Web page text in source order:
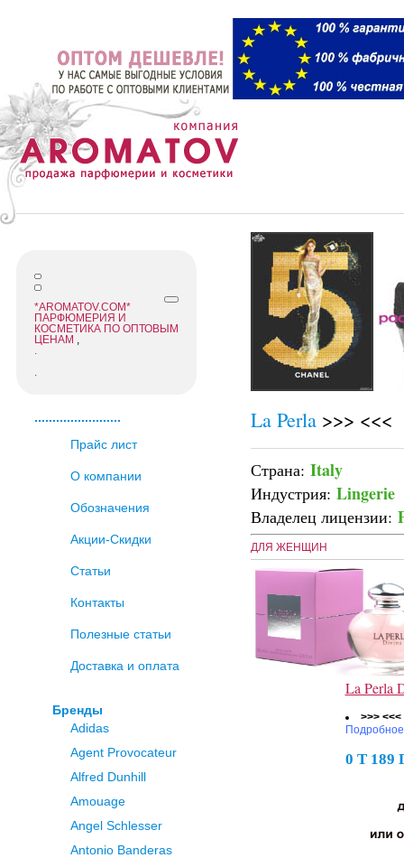
*AROMATOV.COM*
ПАРФЮМЕРИЯ И
КОСМЕТИКА ПО ОПТОВЫМ
ЦЕНАМ ,
.
.
........................
Прайс лист
О компании
Обозначения
Акции-Скидки
Статьи
Контакты
Полезные статьи
Доставка и оплата
Бренды
Adidas
Agent Provocateur
Alfred Dunhill
Amouage
Angel Schlesser
Antonio Banderas
La Perla >>> <<<
Страна: Italy
Индустрия: Lingerie
Владелец лицензии:
ДЛЯ ЖЕНЩИН
La Perla
>>> <<<
0 Т 189